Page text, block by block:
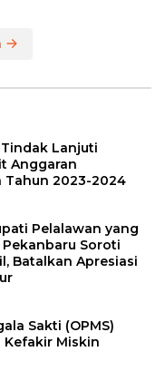
Lanjuti
Anggaran
Tahun 2023-2024
Pelalawan yang
Soroti
Batalkan Apresiasi
Sakti (OPMS)
Kefakir Miskin